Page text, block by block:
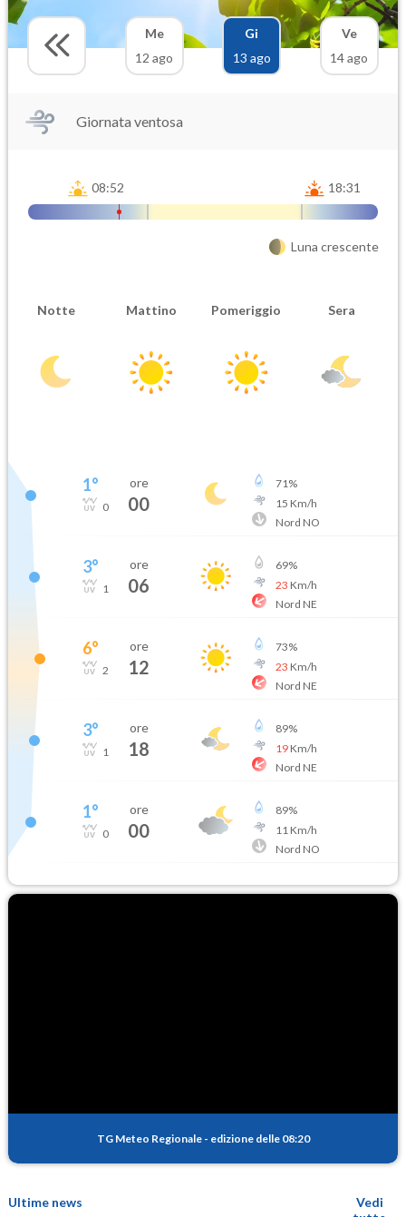
Me
12 ago
Gi
13 ago
Ve
14 ago
Giornata ventosa
08:52 18:31
Luna crescente
Notte Mattino Pomeriggio Sera
1°
0
ore
00
71%
15 Km/h
Nord NO
3°
1
ore
06
69%
23 Km/h
Nord NE
6°
2
ore
12
73%
23 Km/h
Nord NE
3°
1
ore
18
89%
19Km/h
Nord NE
1°
0
ore
00
89%
11 Km/h
Nord NO
TG Meteo Regionale - edizione delle 08:20
Ultime news
Vedi